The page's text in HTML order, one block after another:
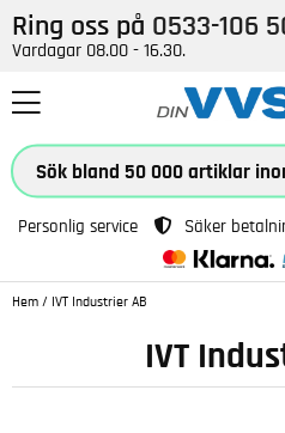
Ring oss på 0533-106
Vardagar 08.00 - 16.30.
Personlig service Säker
Hem / IVT Industrier AB
IVT